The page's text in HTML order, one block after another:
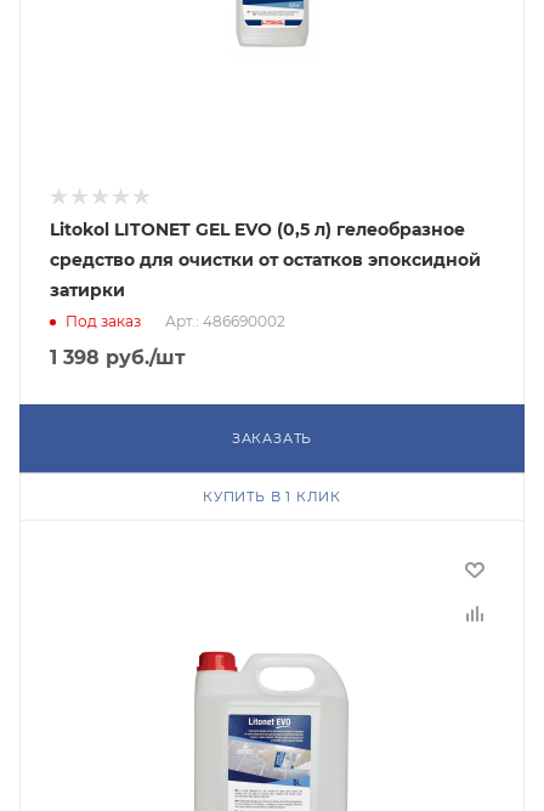
Litokol LITONET GEL EVO (0,5 л) гелеобразное
средство для очистки от остатков эпоксидной
затирки
Под заказ Арт.: 486690002
1 398 руб./шт
ЗАКАЗАТЬ
КУПИТЬ В 1 КЛИК